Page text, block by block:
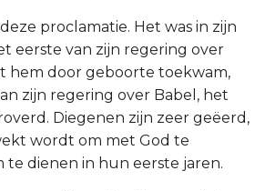
proclamatie. Het was in zijn
eerste van zijn regering over
hem door geboorte toekwam,
zijn regering over Babel, het
Diegenen zijn zeer geëerd,
wordt om met God te
te dienen in hun eerste jaren.